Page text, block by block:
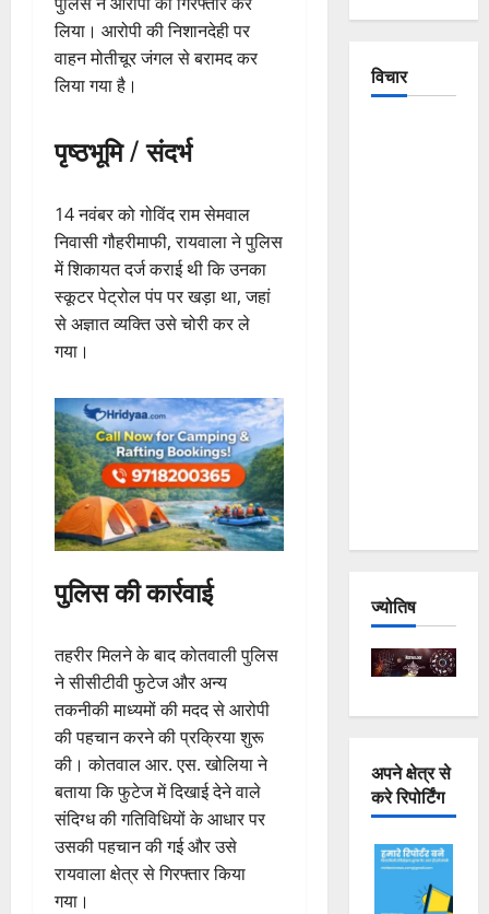
लिया। आरोपी की निशानदेही पर
वाहन मोतीचूर जंगल से बरामद कर
लिया गया है।
पृष्ठभूमि / संदर्भ
14 नवंबर को गोविंद राम सेमवाल
निवासी गौहरीमाफी, रायवाला ने पुलिस
में शिकायत दर्ज कराई थी कि उनका
स्कूटर पेट्रोल पंप पर खड़ा था, जहां
से अज्ञात व्यक्ति उसे चोरी कर ले
गया।
पुलिस की कार्रवाई
तहरीर मिलने के बाद कोतवाली पुलिस
ने सीसीटीवी फुटेज और अन्य
तकनीकी माध्यमों की मदद से आरोपी
की पहचान करने की प्रक्रिया शुरू
की। कोतवाल आर. एस. खोलिया ने
बताया कि फुटेज में दिखाई देने वाले
संदिग्ध की गतिविधियों के आधार पर
उसकी पहचान की गई और उसे
रायवाला क्षेत्र से गिरफ्तार किया
गया।
विचार
ज्योतिष
अपने क्षेत्र से
करे रिपोर्टिंग